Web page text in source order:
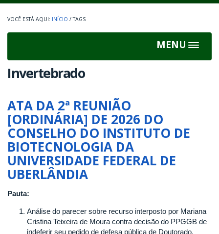
INÍCIO / TAGS
MENU
Toggle
Invertebrado
ATA DA 2ª REUNIÃO
[ORDINÁRIA] DE 2026 DO
CONSELHO DO INSTITUTO DE
BIOTECNOLOGIA DA
UNIVERSIDADE FEDERAL DE
UBERLÂNDIA
Pauta:
Análise do parecer sobre recurso interposto por Mariana
Cristina Teixeira de Moura contra decisão do PPGGB de
indeferir seu pedido de defesa pública de Doutorado.